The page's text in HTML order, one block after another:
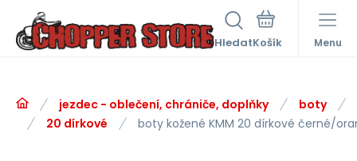
Hledat Menu
jezdec - oblečení, chrániče, doplňky
boty
20 dírkové
boty kožené KMM 20 dírkové černé/